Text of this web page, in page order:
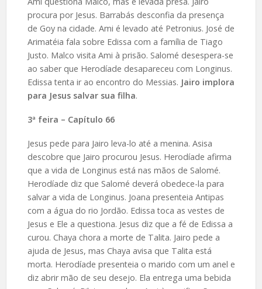
procura por Jesus. Barrabás desconfia da presença
de Goy na cidade. Ami é levado até Petronius. José de
Arimatéia fala sobre Edissa com a família de Tiago
Justo. Malco visita Ami à prisão. Salomé desespera-se
ao saber que Herodíade desapareceu com Longinus.
Edissa tenta ir ao encontro do Messias. Jairo implora
para Jesus salvar sua filha.
3ª feira – Capítulo 66
Jesus pede para Jairo leva-lo até a menina. Asisa
descobre que Jairo procurou Jesus. Herodíade afirma
que a vida de Longinus está nas mãos de Salomé.
Herodíade diz que Salomé deverá obedece-la para
salvar a vida de Longinus. Joana presenteia Antipas
com a água do rio Jordão. Edissa toca as vestes de
Jesus e Ele a questiona. Jesus diz que a fé de Edissa a
curou. Chaya chora a morte de Talita. Jairo pede a
ajuda de Jesus, mas Chaya avisa que Talita está
morta. Herodíade presenteia o marido com um anel e
diz abrir mão de seu desejo. Ela entrega uma bebida